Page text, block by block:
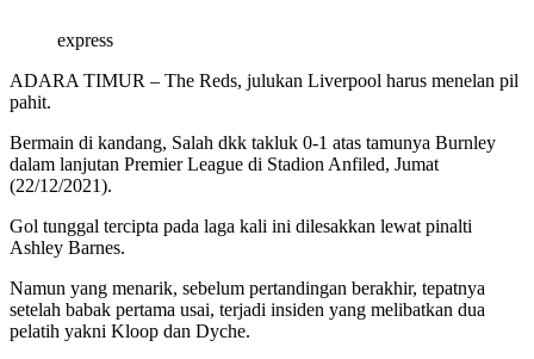
express
ADARA TIMUR – The Reds, julukan Liverpool harus menelan pil
pahit.
Bermain di kandang, Salah dkk takluk 0-1 atas tamunya Burnley
dalam lanjutan Premier League di Stadion Anfiled, Jumat
(22/12/2021).
Gol tunggal tercipta pada laga kali ini dilesakkan lewat pinalti
Ashley Barnes.
Namun yang menarik, sebelum pertandingan berakhir, tepatnya
setelah babak pertama usai, terjadi insiden yang melibatkan dua
pelatih yakni Kloop dan Dyche.